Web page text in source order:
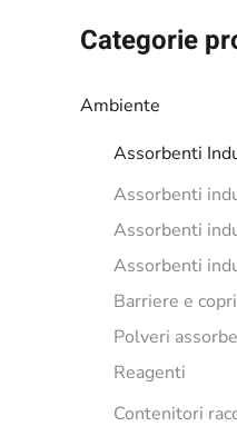
Categorie
Ambiente
Assorbenti
Assorbenti
Assorbenti
Assorbenti
Barriere e
Polveri
Reagenti
Contenitori